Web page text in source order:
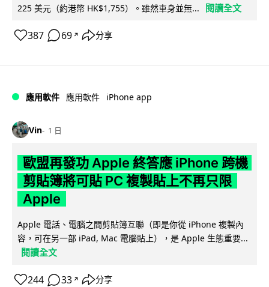
225 美元（約港幣 HK$1,755）。雖然車身並無...
閱讀全文
387 69 ↗ 分享
應用軟件 應用軟件 iPhone app
Vin 1 日
歐盟再發功 Apple 終答應 iPhone 跨機
剪貼簿將可貼 PC 複製貼上不再只限
Apple
Apple 電話、電腦之間剪貼簿互聯（即是你從 iPhone 複製內
容，可在另一部 iPad, Mac 電腦貼上），是 Apple 生態重要...
閱讀全文
244 33 ↗ 分享